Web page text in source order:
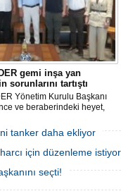
gemi inşa yan
sorunlarını tartıştı
Yönetim Kurulu Başkanı
ve beraberindeki heyet,
Görüşmede tersane taşeron
yaşadığı sektörel sorunlar
ele alındı.
tanker daha ekliyor
için düzenleme istiyor
seçti!